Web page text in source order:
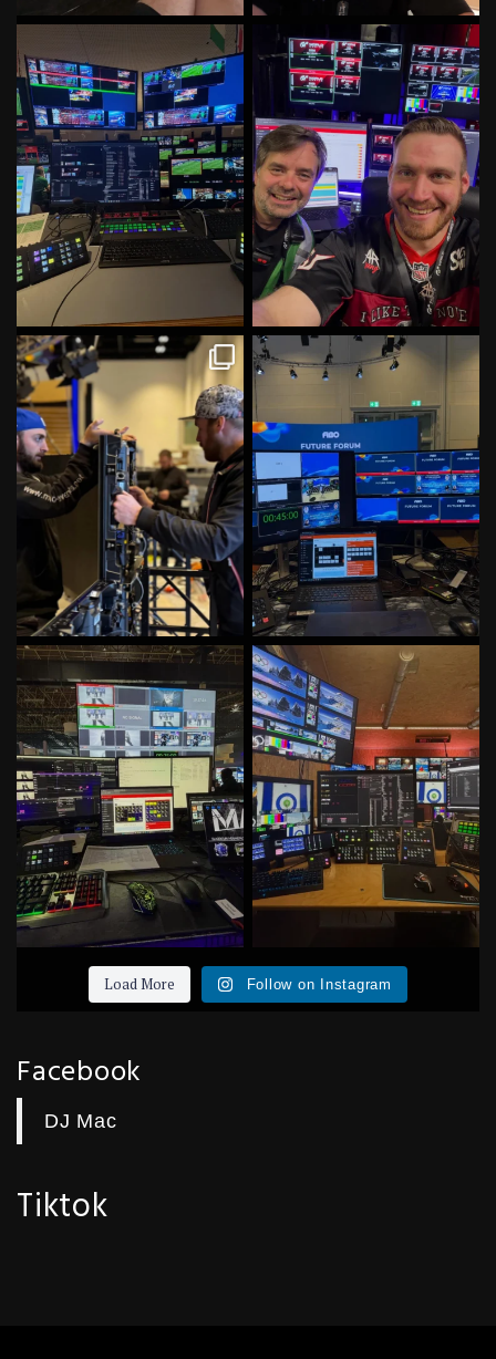
und Technik
57 0
It’s GT Time! With the best Crew
in Italy! ✌
#gt...
63 0
Damit keiner sagen kann wir
würden nur rumsitzen
78 2
Fibo Tag 8/13 lets go! #fibo
#videooperator
...
51
Irgendwas mit Medien, Models,
Haaren und...
46 0
Irgendwas mit Wintersport und
Technik. Erster
57 0
Load More Follow on Instagram
Facebook
DJ Mac
Tiktok